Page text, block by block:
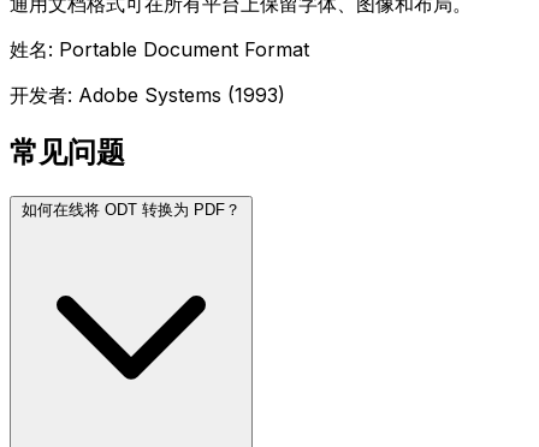
姓名: Portable Document Format
开发者: Adobe Systems (1993)
常见问题
如何在线将 ODT 转换为 PDF？